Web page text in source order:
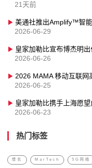
21天前
2026-06-29
皇家加勒比宣布博杰明
2026-06-26
2026-06-25
2026-06-23
热门标签
增长 MarTech 5G网络